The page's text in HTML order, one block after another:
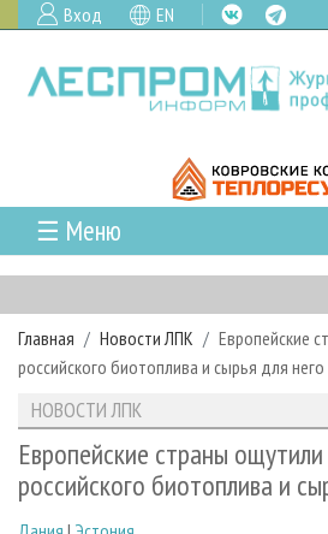
Вход EN
☰ Меню
ГЛАВНАЯ
РУБРИКИ И ТЕМЫ
РУБРИКИ ЖУРНАЛА
ЛЕСОЗАГОТОВКА
ЛЕСОПИЛЕНИЕ
НОВОСТИ
НОВОСТИ ЛПК
НОВОСТИ ЖУРНАЛА
ПРОЕКТЫ ЛПИ
АНАЛИТИКА
ПРЕДПРИЯТИЯ ЛПК
АРХИВ ЖУРНАЛОВ
О ЖУРНАЛЕ
ПОДПИСКА
РЕКЛАМОДАТЕЛЯМ
Главная Новости ЛПК
Европейские
российского биотоплива и сырья для него
НОВОСТИ ЛПК
Европейские страны
российского биотоплива и